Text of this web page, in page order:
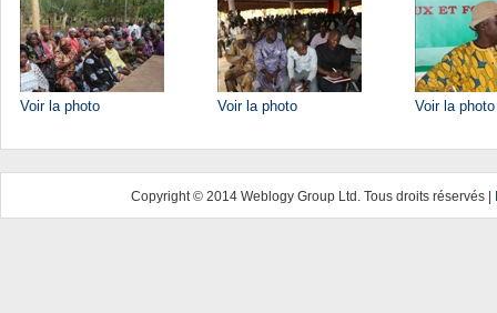
Voir la photo Voir la photo Voir la photo
Copyright © 2014 Weblogy Group Ltd. Tous droits réservés |